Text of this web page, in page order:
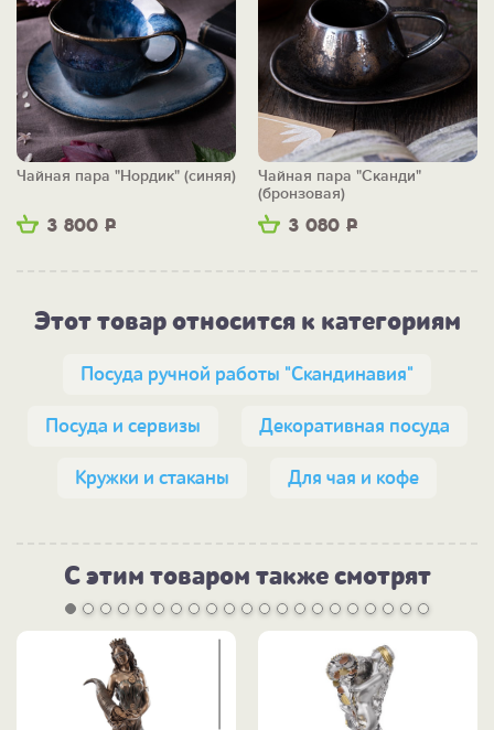
3 800 Р
Чайная пара "Нордик" (синяя)
3 080 Р
Чайная пара "Сканди"
(бронзовая)
Этот товар относится к категориям
Посуда ручной работы "Скандинавия"
Посуда и сервизы Декоративная посуда
Кружки и стаканы Для чая и кофе
С этим товаром также смотрят